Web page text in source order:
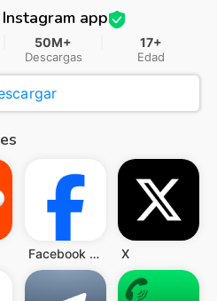
app
50M+
Descargas
17+
Edad
Facebook Lite X